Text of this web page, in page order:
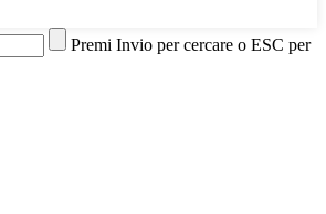
Premi Invio per cercare o ESC per